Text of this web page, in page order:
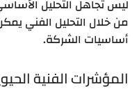
ليس تجاهل التحليل
من خلال التحليل الفني
أساسيات الشركة.
المؤشرات الفنية